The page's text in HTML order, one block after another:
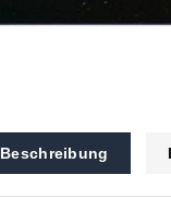
Beschreibung